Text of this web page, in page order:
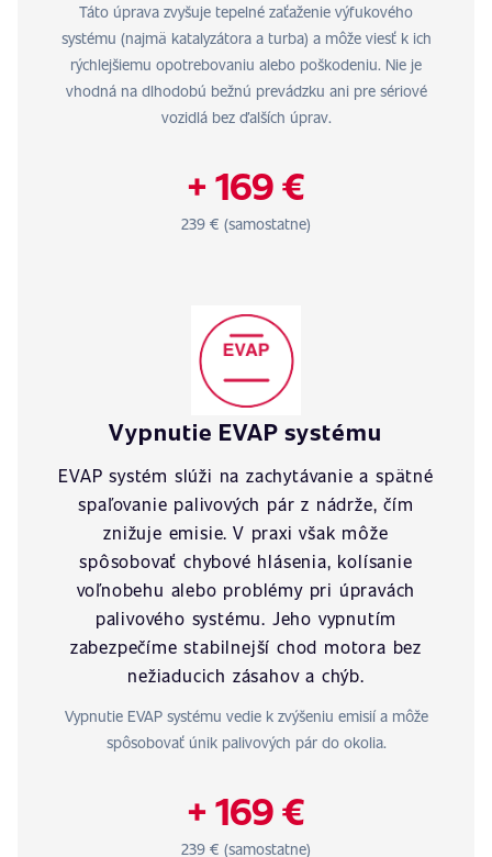
Táto úprava zvyšuje tepelné zaťaženie výfukového
systému (najmä katalyzátora a turba) a môže viesť k ich
rýchlejšiemu opotrebovaniu alebo poškodeniu. Nie je
vhodná na dlhodobú bežnú prevádzku ani pre sériové
vozidlá bez ďalších úprav.
+ 169 €
239 € (samostatne)
Vypnutie EVAP systému
EVAP systém slúži na zachytávanie a spätné
spaľovanie palivových pár z nádrže, čím
znižuje emisie. V praxi však môže
spôsobovať chybové hlásenia, kolísanie
voľnobehu alebo problémy pri úpravách
palivového systému. Jeho vypnutím
zabezpečíme stabilnejší chod motora bez
nežiaducich zásahov a chýb.
Vypnutie EVAP systému vedie k zvýšeniu emisií a môže
spôsobovať únik palivových pár do okolia.
+ 169 €
239 € (samostatne)